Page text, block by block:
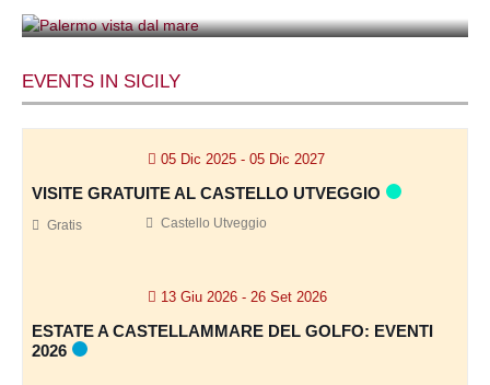
EVENTS IN SICILY
05 Dic 2025 - 05 Dic 2027
VISITE GRATUITE AL CASTELLO UTVEGGIO
Castello Utveggio
Gratis
13 Giu 2026 - 26 Set 2026
ESTATE A CASTELLAMMARE DEL GOLFO: EVENTI
2026